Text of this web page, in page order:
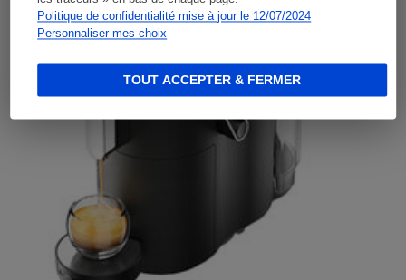
Politique de confidentialité mise à jour le 12/07/2024
Personnaliser mes choix
TOUT ACCEPTER & FERMER